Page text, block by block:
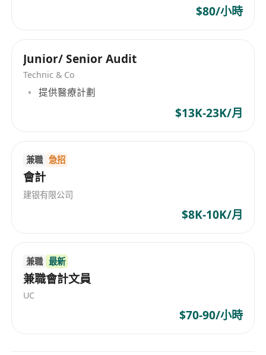
· Web3認知：了解Web3/加密貨幣行業基礎術語及
VLOOKUP），有跨境ERP經驗更佳。
· 語言及溝通：流利粵語、普通話，具備中英文書面
能力，能銜接深港團隊。
· 工作態度：細心、合規意識強，能獨立處理兩地申
$80/小時
Junior/ Senior Audit
Technic & Co
提供醫療計劃
$13K-23K/月
兼職 急招
會計
建银有限公司
$8K-10K/月
兼職 最新
兼職會計文員
UC
$70-90/小時